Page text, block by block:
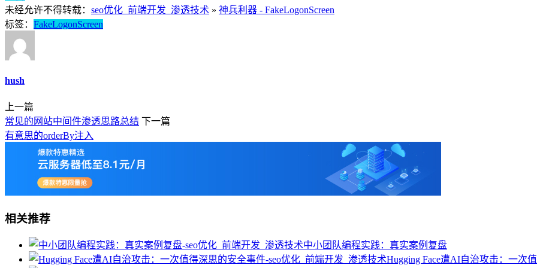
未经允许不得转载： seo优化_前端开发_渗透技术 » 神兵利器 - FakeLogonScreen
标签： FakeLogonScreen
hush
上一篇
常见的网站中间件渗透思路总结 下一篇
有意思的orderBy注入
相关推荐
中小团队编程实践：真实案例复盘
Hugging Face遭AI自治攻击：一次